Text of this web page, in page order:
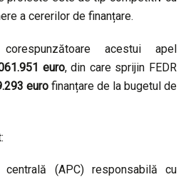
a cererilor de finanțare.
acestui apel
euro, din care sprijin FEDR
euro finanțare de la bugetul de
centrală (APC) responsabilă cu